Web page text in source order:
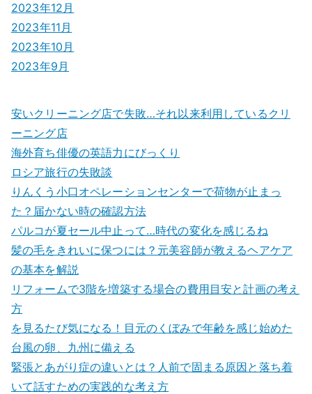
2023年12月
2023年11月
2023年10月
2023年9月
安いクリーニング店で失敗…それ以来利用しているクリ
ーニング店
海外育ち俳優の英語力にびっくり
ロシア旅行の失敗談
りんくう小口オペレーションセンターで荷物が止まっ
た？届かない時の確認方法
パルコが夏セール中止って…時代の変化を感じるね
髪の毛をきれいに保つには？元美容師が教えるヘアケア
の基本を解説
リフォームで3階を増築する場合の費用目安と計画の考え
方
を見るたび気になる！目元のくぼみで年齢を感じ始めた
台風の卵、九州に備える
緊張とあがり症の違いとは？人前で固まる原因と落ち着
いて話すための実践的な考え方